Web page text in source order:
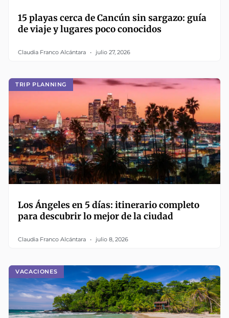
15 playas cerca de Cancún sin sargazo: guía
de viaje y lugares poco conocidos
Claudia Franco Alcántara julio 27, 2026
TRIP PLANNING
Los Ángeles en 5 días: itinerario completo
para descubrir lo mejor de la ciudad
Claudia Franco Alcántara julio 8, 2026
VACACIONES